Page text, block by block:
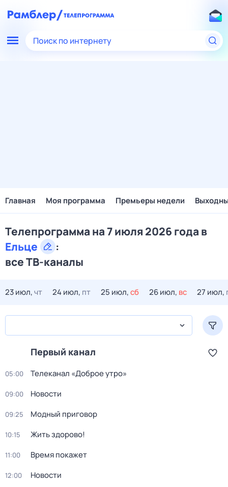
Поиск по интернету
Главная Моя программа Премьеры недели
Телепрограмма на 7 июля 2026 года в
Ельце
:
все ТВ-каналы
23 июл,чт 24 июл, пт 25 июл,сб 26 июл, вс 27 июл,
Первый канал
05:00 Телеканал «Доброе утро»
09:00 Новости
09:25 Модный приговор
10:15 Жить здорово!
11:00 Время покажет
12:00 Новости